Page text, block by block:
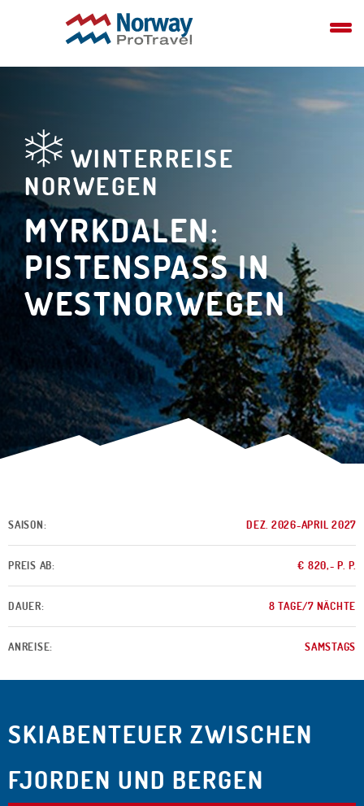
WINTERREISE
NORWEGEN
MYRKDALEN:
PISTENSPASS IN W
ESTNORWEGEN
SAISON: DEZ. 2026-APRIL 2027
PREIS AB: € 820,- P. P.
DAUER: 8 TAGE/7 NÄCHTE
ANREISE: SAMSTAGS
SKIABENTEUER ZWISCHEN
FJORDEN UND BERGEN